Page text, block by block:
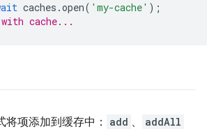
caches .open( 'my-cache' );
cache...
项添加到缓存中： add 、 addAll